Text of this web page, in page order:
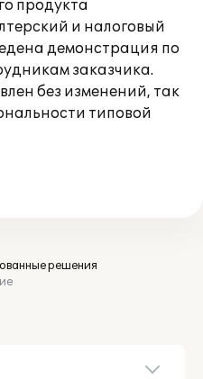
продукта
и налоговый
демонстрация по
заказчика.
без изменений, так
типовой
решения